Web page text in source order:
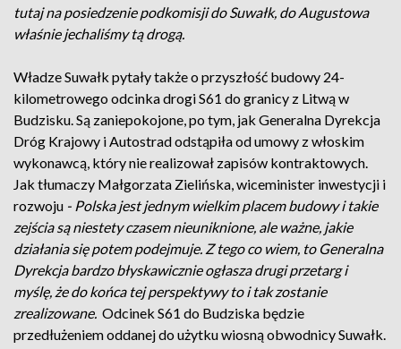
tutaj na posiedzenie podkomisji do Suwałk, do Augustowa
właśnie jechaliśmy tą drogą.
Władze Suwałk pytały także o przyszłość budowy 24-
kilometrowego odcinka drogi S61 do granicy z Litwą w
Budzisku. Są zaniepokojone, po tym, jak Generalna Dyrekcja
Dróg Krajowy i Autostrad odstąpiła od umowy z włoskim
wykonawcą, który nie realizował zapisów kontraktowych.
Jak tłumaczy Małgorzata Zielińska, wiceminister inwestycji i
rozwoju - Polska jest jednym wielkim placem budowy i takie
zejścia są niestety czasem nieuniknione, ale ważne, jakie
działania się potem podejmuje. Z tego co wiem, to Generalna
Dyrekcja bardzo błyskawicznie ogłasza drugi przetarg i
myślę, że do końca tej perspektywy to i tak zostanie
zrealizowane. Odcinek S61 do Budziska będzie
przedłużeniem oddanej do użytku wiosną obwodnicy Suwałk.